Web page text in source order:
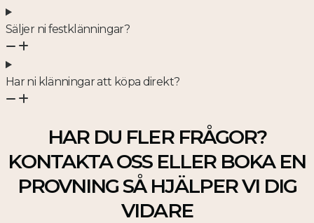
Säljer ni festklänningar?
Har ni klänningar att köpa direkt?
HAR DU FLER FRÅGOR?
KONTAKTA OSS ELLER BOKA EN
PROVNING SÅ HJÄLPER VI DIG
VIDARE